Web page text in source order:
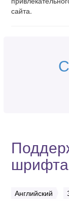
сайта.
шрифта
Английский